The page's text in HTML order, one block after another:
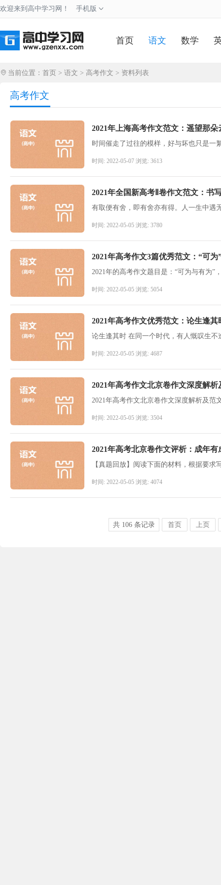
欢迎来到高中学习网！ 手机版
首页 语文 数学
当前位置： 首页 > 语文 > 高考作文 > 资料列表
高考作文
2021年上海高考作文范文：遥望那朵
时间: 2022-05-07 浏览: 3613
2021年全国新高考Ⅱ卷作文范文：书
时间: 2022-05-05 浏览: 3780
2021年高考作文3篇优秀范文：“可为
时间: 2022-05-05 浏览: 5054
2021年高考作文优秀范文：论生逢其
时间: 2022-05-05 浏览: 4687
2021年高考作文北京卷作文深度解析
2021年高考作文北京卷作文深度解析及范
时间: 2022-05-05 浏览: 3504
2021年高考北京卷作文评析：成年
时间: 2022-05-05 浏览: 4074
共106 条记录 首页 上页